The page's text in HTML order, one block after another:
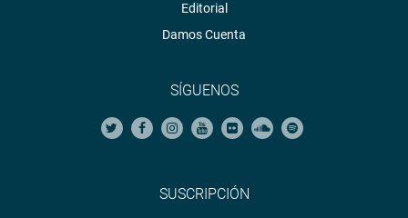
Editorial
Damos Cuenta
SÍGUENOS
SUSCRIPCIÓN